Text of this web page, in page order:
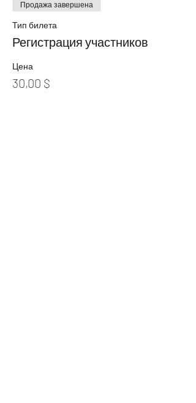
Продажа завершена
Тип билета
Регистрация участников
Цена
30,00 $